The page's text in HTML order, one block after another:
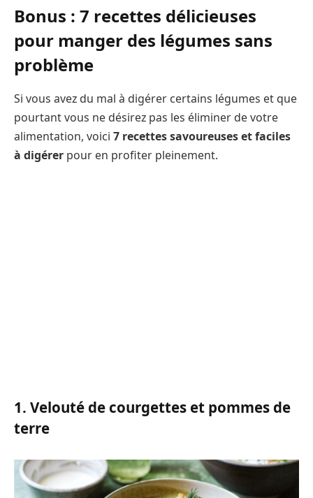
Bonus : 7 recettes délicieuses
pour manger des légumes sans
problème
Si vous avez du mal à digérer certains légumes et que
pourtant vous ne désirez pas les éliminer de votre
alimentation, voici 7 recettes savoureuses et faciles
à digérer pour en profiter pleinement.
1. Velouté de courgettes et pommes de
terre